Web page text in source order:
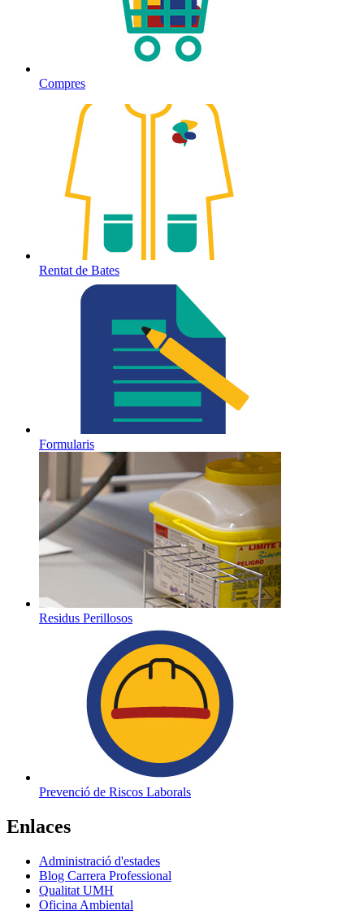
Compres
Rentat de Bates
Formularis
Residus Perillosos
Prevenció de Riscos Laborals
Enlaces
Administració d'estades
Blog Carrera Professional
Qualitat UMH
Oficina Ambiental